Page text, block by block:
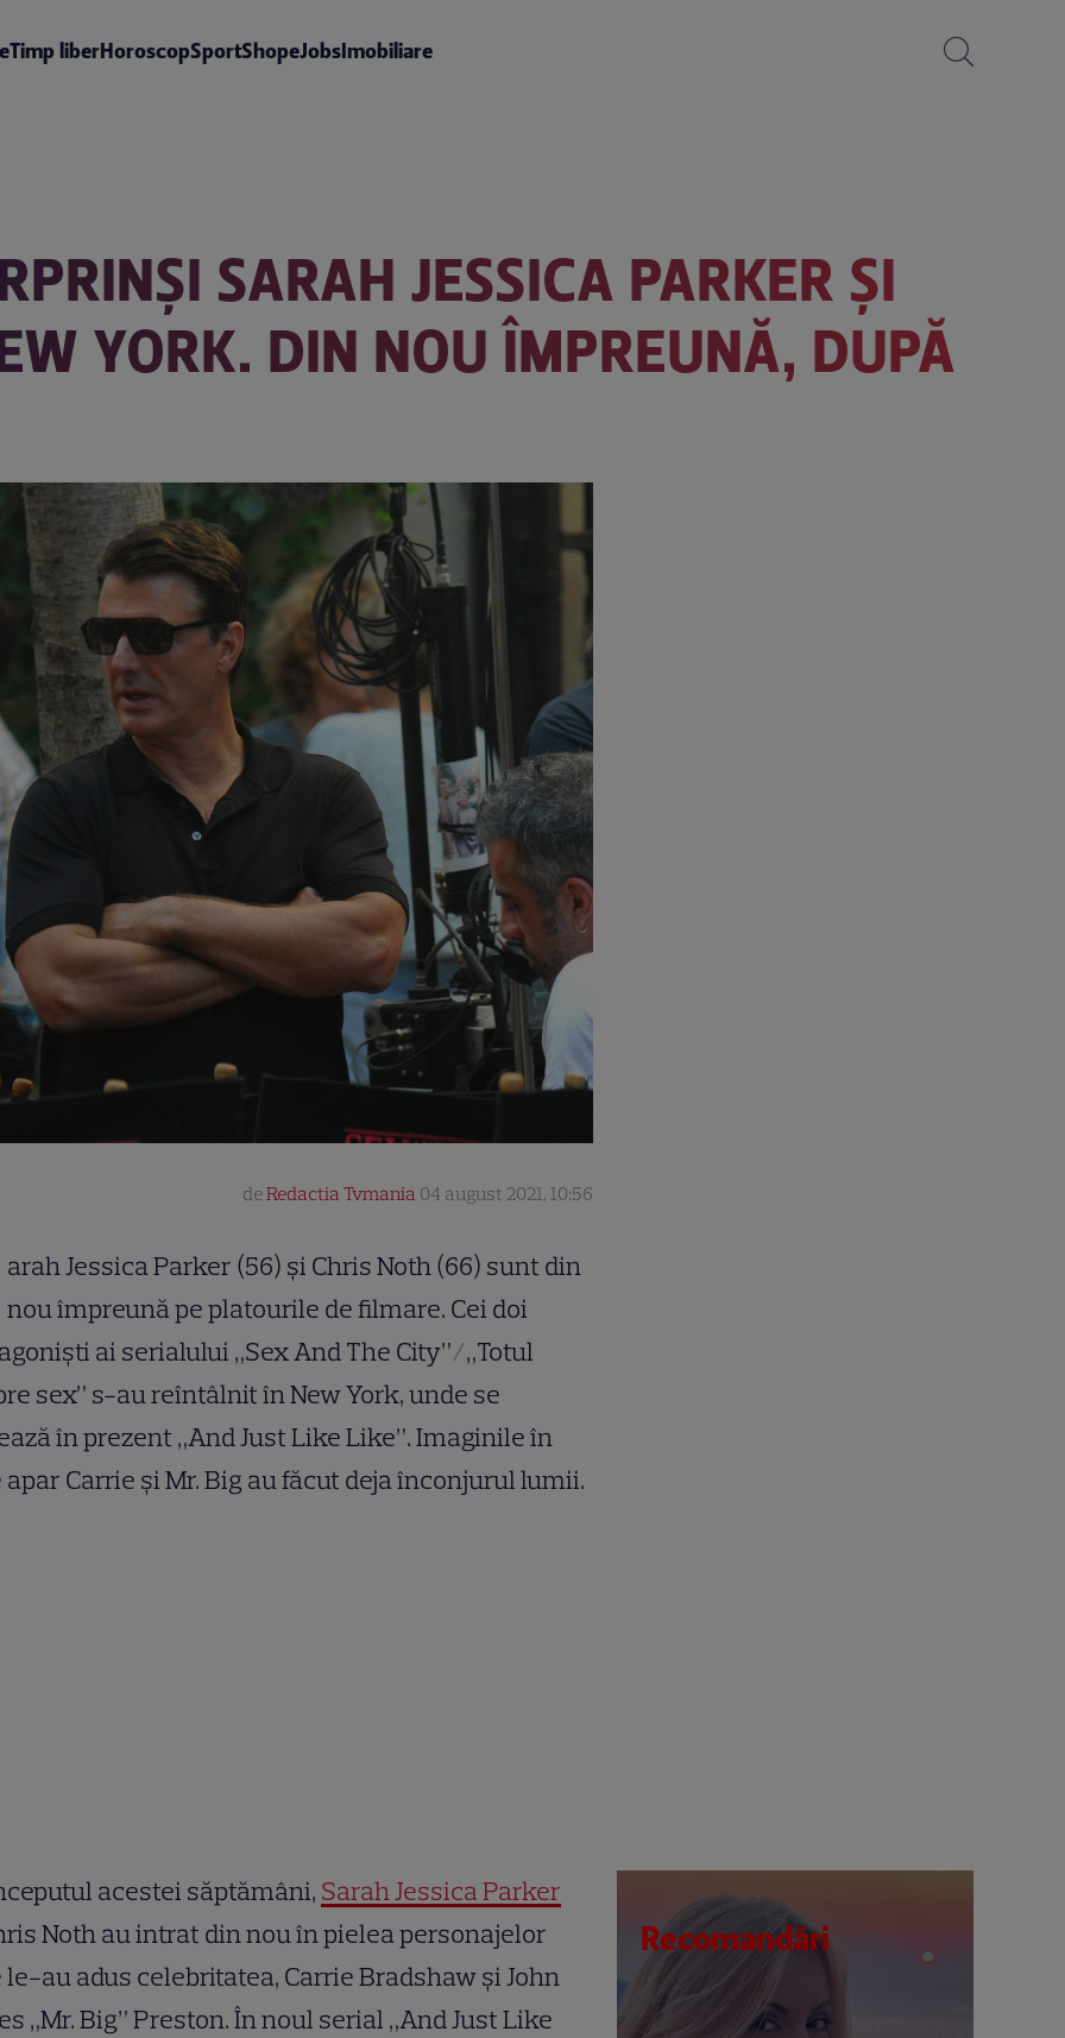
Timp liberHoroscopSportShopeJobsImobiliare
SARAH JESSICA PARKER ȘI
YORK. DIN NOU ÎMPREUNĂ, DUPĂ
deRedactia Tvmania 04 august 2021, 10:56
arah Jessica Parker (56) și Chris Noth (66) sunt din
nou împreună pe platourile de filmare. Cei doi
ai serialului „Sex And The City”/„Totul
sex” s-au reîntâlnit în New York, unde se
în prezent „And Just Like Like”. Imaginile în
apar Carrie și Mr. Big au făcut deja înconjurul lumii.
acestei săptămâni, Sarah Jessica Parker
Noth au intrat din nou în pielea personajelor
le-au adus celebritatea, Carrie Bradshaw și John
„Mr. Big” Preston. În noul serial „And Just Like
Recomandări